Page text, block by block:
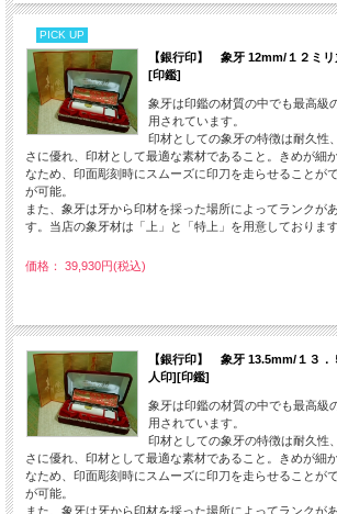
PICK UP
【銀行印】 象牙 12mm/１２ミ
[印鑑]
象牙は印鑑の材質の中でも最高級
用されています。
印材としての象牙の特徴は耐久性
さに優れ、印材として最適な素材であること。きめが細
なため、印面彫刻時にスムーズに印刀を走らせることが
が可能。
また、象牙は牙から印材を採った場所によってランクが
す。当店の象牙材は「上」と「特上」を用意しております
価格： 39,930円(税込)
【銀行印】 象牙 13.5mm/１３
人印][印鑑]
象牙は印鑑の材質の中でも最高級
用されています。
印材としての象牙の特徴は耐久性
さに優れ、印材として最適な素材であること。きめが細
なため、印面彫刻時にスムーズに印刀を走らせることが
が可能。
また、象牙は牙から印材を採った場所によってランクが